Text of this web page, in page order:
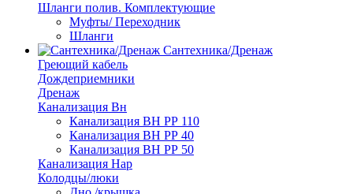
Шланги полив. Комплектующие
Муфты/ Переходник
Шланги
Сантехника/Дренаж
Греющий кабель
Дождеприемники
Дренаж
Канализация Вн
Канализация ВН РР 110
Канализация ВН РР 40
Канализация ВН РР 50
Канализация Нар
Колодцы/люки